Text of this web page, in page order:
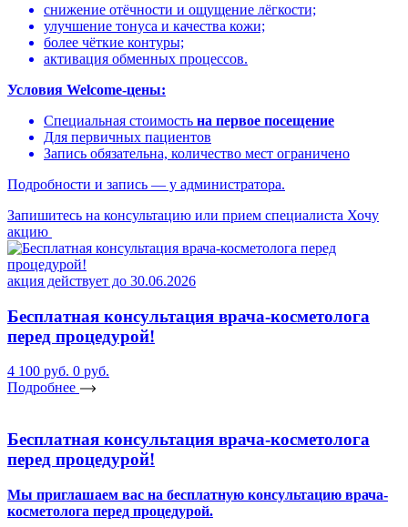
снижение отёчности и ощущение лёгкости;
улучшение тонуса и качества кожи;
более чёткие контуры;
активация обменных процессов.
Условия Welcome-цены:
Специальная стоимость на первое посещение
Для первичных пациентов
Запись обязательна, количество мест ограничено
Подробности и запись — у администратора.
Запишитесь на консультацию или прием специалиста Хочу
акцию
акция действует до 30.06.2026
Бесплатная консультация врача-косметолога
перед процедурой!
4 100 руб. 0 руб.
Подробнее
Бесплатная консультация врача-косметолога
перед процедурой!
Мы приглашаем вас на бесплатную консультацию врача-
косметолога перед процедурой.